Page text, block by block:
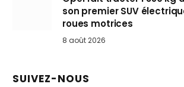
son premier SUV
roues motrices
8 août 2026
SUIVEZ-NOUS